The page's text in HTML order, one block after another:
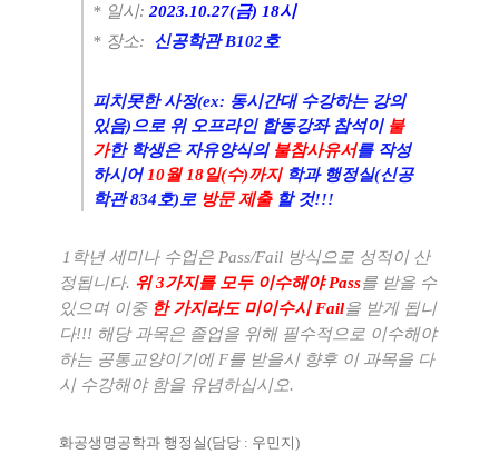
* 일시: 2023.10.27(금) 18시
* 장소: 신공학관 B102호
피치못한 사정(ex: 동시간대 수강하는 강의
있음)으로 위 오프라인 합동강좌 참석이 불
가한 학생은 자유양식의 불참사유서를 작성
하시어 10월 18일(수)까지학과 행정실(신공
학관 834호)로 방문 제출할 것!!!
1 학년 세미나 수업은 Pass/Fail 방식으로 성적이 산
정됩니다. 위3가지를 모두 이수해야Pass를 받을 수
있으며 이중 한 가지라도 미이수시Fail을 받게 됩니
다!!! 해당 과목은 졸업을 위해 필수적으로 이수해야
하는 공통교양이기에F를 받을시 향후 이 과목을 다
시 수강해야 함을 유념하십시오.
화공생명공학과 행정실(담당 : 우민지)